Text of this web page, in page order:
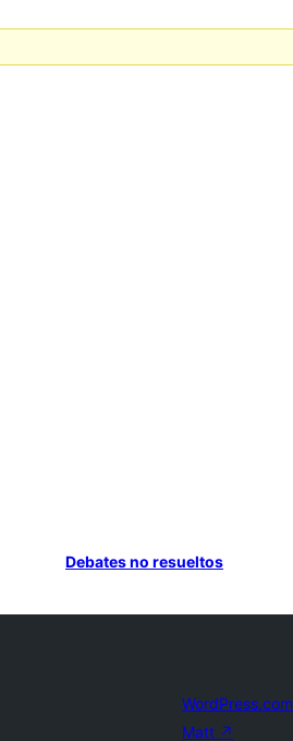
Debates no resueltos
WordPress.com
Matt ↗